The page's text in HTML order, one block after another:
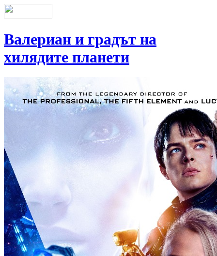
Валериан и градът на
хилядите планети